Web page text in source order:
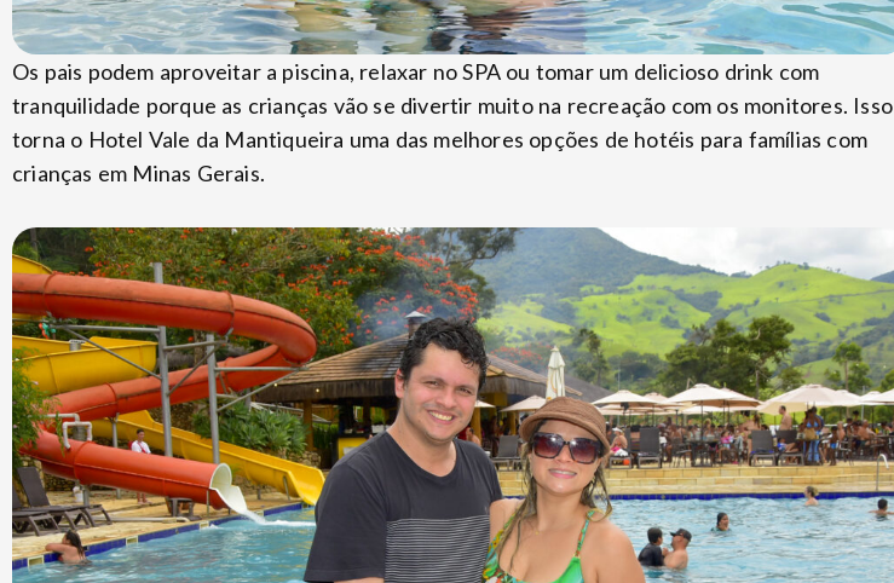
Os pais podem aproveitar a piscina, relaxar no SPA ou tomar um delicioso drink com
tranquilidade porque as crianças vão se divertir muito na recreação com os monitores. Isso
torna o Hotel Vale da Mantiqueira uma das melhores opções de hotéis para famílias com
crianças em Minas Gerais.